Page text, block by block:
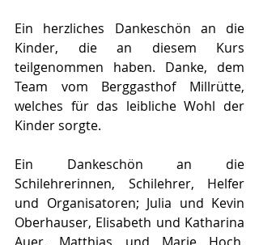
Ein herzliches Dankeschön an die
Kinder, die an diesem Kurs
teilgenommen haben. Danke, dem
Team vom Berggasthof Millrütte,
welches für das leibliche Wohl der
Kinder sorgte.
Ein Dankeschön an die
Schilehrerinnen, Schilehrer, Helfer
und Organisatoren; Julia und Kevin
Oberhauser, Elisabeth und Katharina